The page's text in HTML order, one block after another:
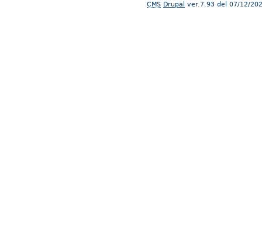
CMS Drupal ver.7.93 del 07/12/